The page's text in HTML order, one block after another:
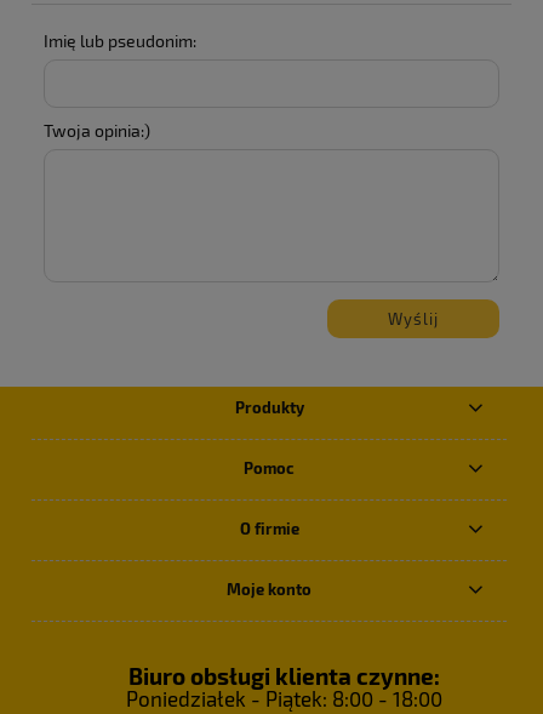
Imię lub pseudonim:
Twoja opinia:)
Wyślij
Produkty
Pomoc
O firmie
Moje konto
Biuro obsługi klienta czynne:
Poniedziałek - Piątek: 8:00 - 18:00